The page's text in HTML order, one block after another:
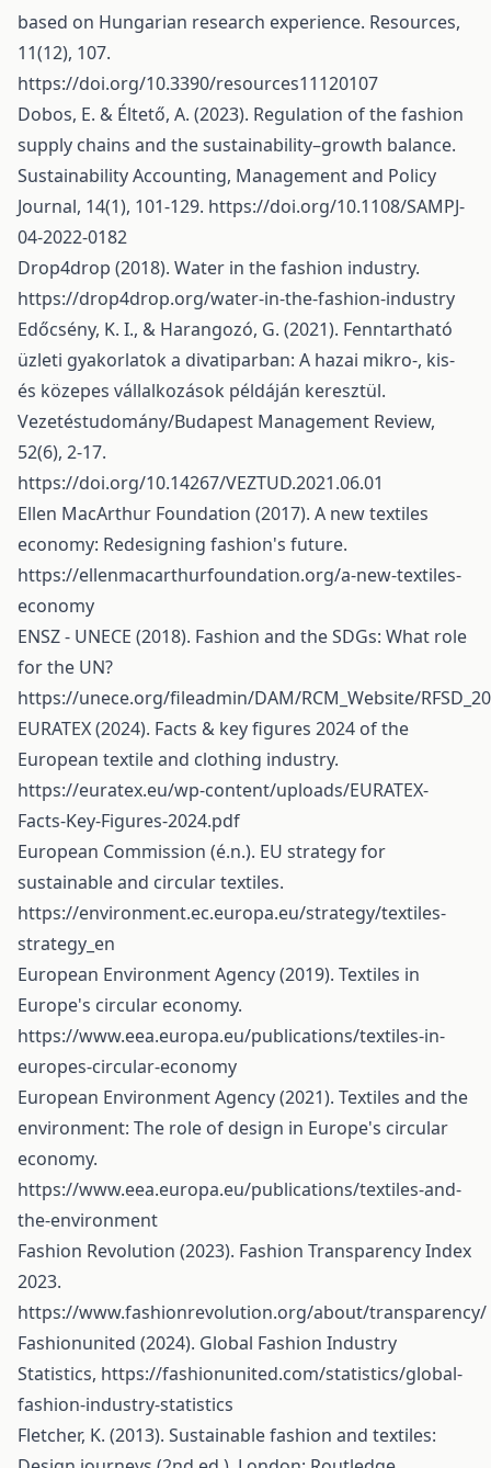
based on Hungarian research experience. Resources,
11(12), 107.
https://doi.org/10.3390/resources11120107
Dobos, E. & Éltető, A. (2023). Regulation of the fashion
supply chains and the sustainability–growth balance.
Sustainability Accounting, Management and Policy
Journal, 14(1), 101-129. https://doi.org/10.1108/SAMPJ-
04-2022-0182
Drop4drop (2018). Water in the fashion industry.
https://drop4drop.org/water-in-the-fashion-industry
Edőcsény, K. I., & Harangozó, G. (2021). Fenntartható
üzleti gyakorlatok a divatiparban: A hazai mikro-, kis-
és közepes vállalkozások példáján keresztül.
Vezetéstudomány/Budapest Management Review,
52(6), 2-17.
https://doi.org/10.14267/VEZTUD.2021.06.01
Ellen MacArthur Foundation (2017). A new textiles
economy: Redesigning fashion's future.
https://ellenmacarthurfoundation.org/a-new-textiles-
economy
ENSZ - UNECE (2018). Fashion and the SDGs: What role
for the UN?
https://unece.org/fileadmin/DAM/RCM_Website/
EURATEX (2024). Facts & key figures 2024 of the
European textile and clothing industry.
https://euratex.eu/wp-content/uploads/EURATEX-
Facts-Key-Figures-2024.pdf
European Commission (é.n.). EU strategy for
sustainable and circular textiles.
https://environment.ec.europa.eu/strategy/textiles-
strategy_en
European Environment Agency (2019). Textiles in
Europe's circular economy.
https://www.eea.europa.eu/publications/textiles-in-
europes-circular-economy
European Environment Agency (2021). Textiles and the
environment: The role of design in Europe's circular
economy.
https://www.eea.europa.eu/publications/textiles-and-
the-environment
Fashion Revolution (2023). Fashion Transparency Index
2023.
https://www.fashionrevolution.org/about/transparency/
Fashionunited (2024). Global Fashion Industry
Statistics, https://fashionunited.com/statistics/global-
fashion-industry-statistics
Fletcher, K. (2013). Sustainable fashion and textiles: